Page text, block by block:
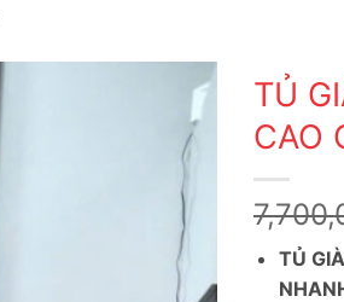
TỦ
CAO
TỦ